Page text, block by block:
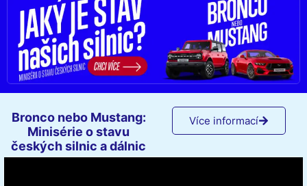
Bronco nebo Mustang:
Minisérie o stavu
českých silnic a dálnic
Více informací